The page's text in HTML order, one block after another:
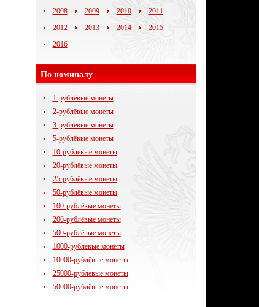
2008
2009 2010
2011
2012
2013 2014
2015
2016
По номиналу
1-рублёвые монеты
2-рублёвые монеты
3-рублёвые монеты
5-рублёвые монеты
10-рублёвые монеты
20-рублёвые монеты
25-рублёвые монеты
50-рублёвые монеты
100-рублёвые монеты
200-рублёвые монеты
500-рублёвые монеты
1000-рублёвые монеты
10000-рублёвые монеты
25000-рублёвые монеты
50000-рублёвые монеты